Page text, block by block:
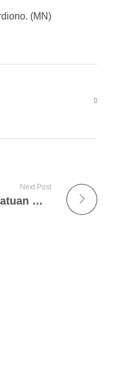
(MN)
Next Post
Jum’at Berkah, Dharma Wanita Persatuan MTsN 1 Sidoarjo Berbagi Kebahagiaan Bersama Anak Yatim